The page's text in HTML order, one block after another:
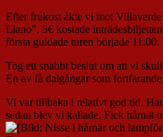
Efter frukost åkte vi mot
Llano". 5€ kostade
första guidade turen började 11:00.
Tog ett snabbt beslut om att vi
En av få dalgångar som
Vi var tillbaka i relativt god tid.
sedan blev vi kallade. Fick hårnät